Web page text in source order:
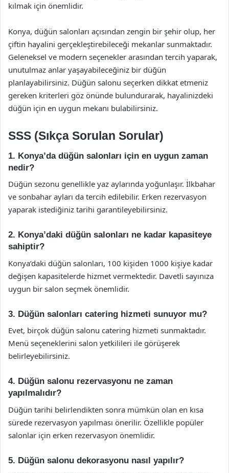
kılmak için önemlidir.
Konya, düğün salonları açısından zengin bir şehir olup, her
çiftin hayalini gerçekleştirebileceği mekanlar sunmaktadır.
Geleneksel ve modern seçenekler arasından tercih yaparak,
unutulmaz anlar yaşayabileceğiniz bir düğün
planlayabilirsiniz. Düğün salonu seçerken dikkat etmeniz
gereken kriterleri göz önünde bulundurarak, hayalinizdeki
düğün için en uygun mekanı bulabilirsiniz.
SSS (Sıkça Sorulan Sorular)
1. Konya’da düğün salonları için en uygun zaman
nedir?
Düğün sezonu genellikle yaz aylarında yoğunlaşır. İlkbahar
ve sonbahar ayları da tercih edilebilir. Erken rezervasyon
yaparak istediğiniz tarihi garantileyebilirsiniz.
2. Konya’daki düğün salonları ne kadar kapasiteye
sahiptir?
Konya’daki düğün salonları, 100 kişiden 1000 kişiye kadar
değişen kapasitelerde hizmet vermektedir. Davetli sayınıza
uygun bir salon seçmek önemlidir.
3. Düğün salonları catering hizmeti sunuyor mu?
Evet, birçok düğün salonu catering hizmeti sunmaktadır.
Menü seçeneklerini salon yetkilileri ile görüşerek
belirleyebilirsiniz.
4. Düğün salonu rezervasyonu ne zaman
yapılmalıdır?
Düğün tarihi belirlendikten sonra mümkün olan en kısa
sürede rezervasyon yapılması önerilir. Özellikle popüler
salonlar için erken rezervasyon önemlidir.
5. Düğün salonu dekorasyonu nasıl yapılır?